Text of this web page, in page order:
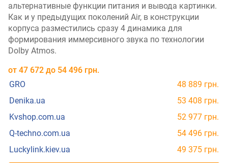
альтернативные функции питания и вывода картинки.
Как и у предыдущих поколений Air, в конструкции
корпуса разместились сразу 4 динамика для
формирования иммерсивного звука по технологии
Dolby Atmos.
от 47 672 до 54 496 грн.
GRO
48 889 грн.
Denika.ua
53 408 грн.
Kvshop.com.ua
52 977 грн.
Q-techno.com.ua
54 496 грн.
Luckylink.kiev.ua
49 375 грн.